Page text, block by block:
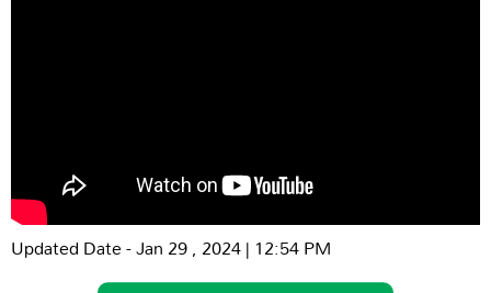
Updated Date - Jan 29 , 2024 | 12:54 PM